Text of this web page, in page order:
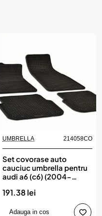
UMBRELLA 214058CO
Set covorase auto
cauciuc umbrella pentru
audi a6 (c6) (2004-
191.38 lei
Adauga in cos